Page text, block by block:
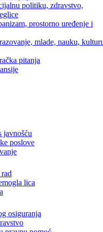
upravu i radne odnose
poslove
politiku, zdravstvo,
prostorno uređenje i
mlade, nauku,
pitanja
poslove
lica